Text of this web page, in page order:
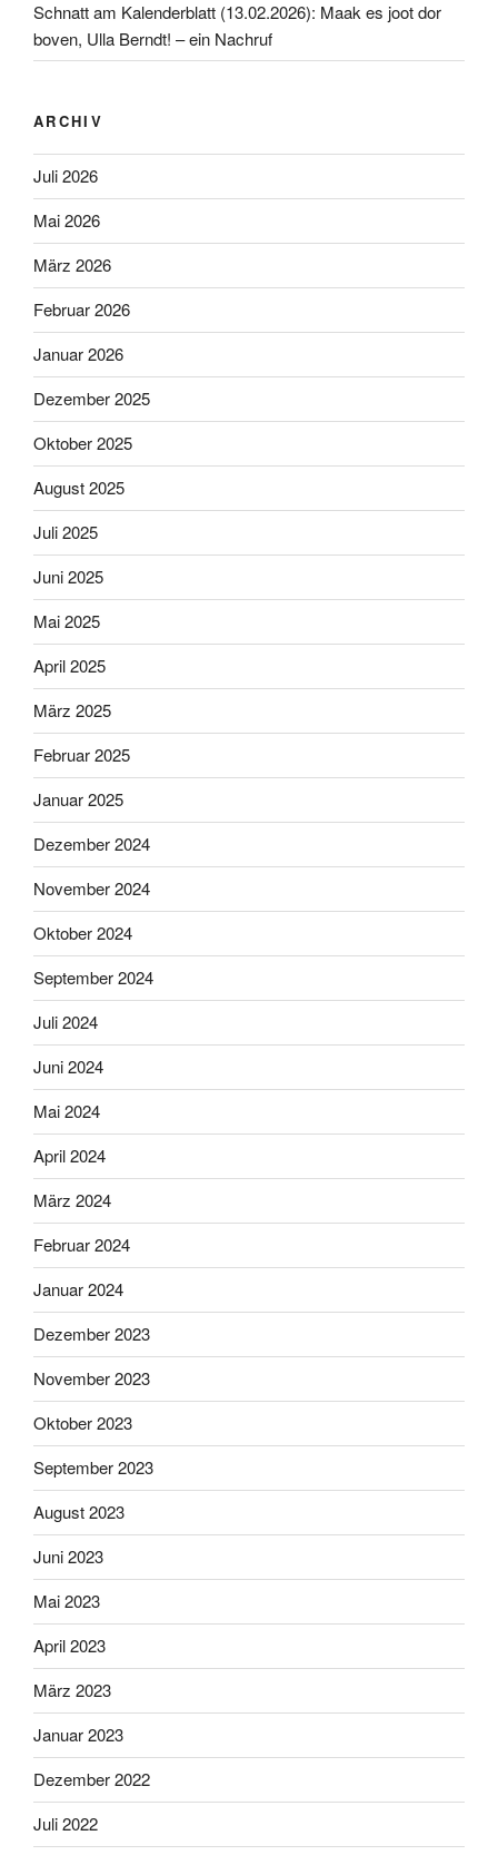
Schnatt am Kalenderblatt (13.02.2026): Maak es joot dor
boven, Ulla Berndt! – ein Nachruf
ARCHIV
Juli 2026
Mai 2026
März 2026
Februar 2026
Januar 2026
Dezember 2025
Oktober 2025
August 2025
Juli 2025
Juni 2025
Mai 2025
April 2025
März 2025
Februar 2025
Januar 2025
Dezember 2024
November 2024
Oktober 2024
September 2024
Juli 2024
Juni 2024
Mai 2024
April 2024
März 2024
Februar 2024
Januar 2024
Dezember 2023
November 2023
Oktober 2023
September 2023
August 2023
Juni 2023
Mai 2023
April 2023
März 2023
Januar 2023
Dezember 2022
Juli 2022